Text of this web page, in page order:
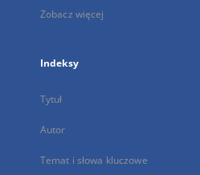
Zobacz więcej
Indeksy
Tytuł
Autor
Temat i słowa kluczowe